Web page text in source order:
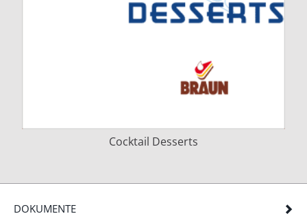
Cocktail Desserts
DOKUMENTE